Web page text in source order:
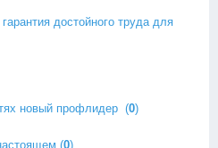
достойного труда для
новый профлидер
(0)
(0)